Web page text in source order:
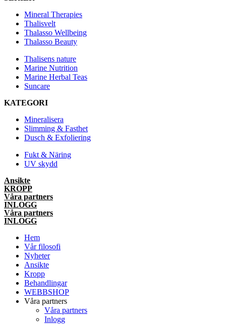
Mineral Therapies
Thalisvelt
Thalasso Wellbeing
Thalasso Beauty
Thalisens nature
Marine Nutrition
Marine Herbal Teas
Suncare
KATEGORI
Mineralisera
Slimming & Fasthet
Dusch & Exfoliering
Fukt & Näring
UV skydd
Ansikte
KROPP
Våra partners
INLOGG
Våra partners
INLOGG
Hem
Vår filosofi
Nyheter
Ansikte
Kropp
Behandlingar
WEBBSHOP
Våra partners
Våra partners
Inlogg